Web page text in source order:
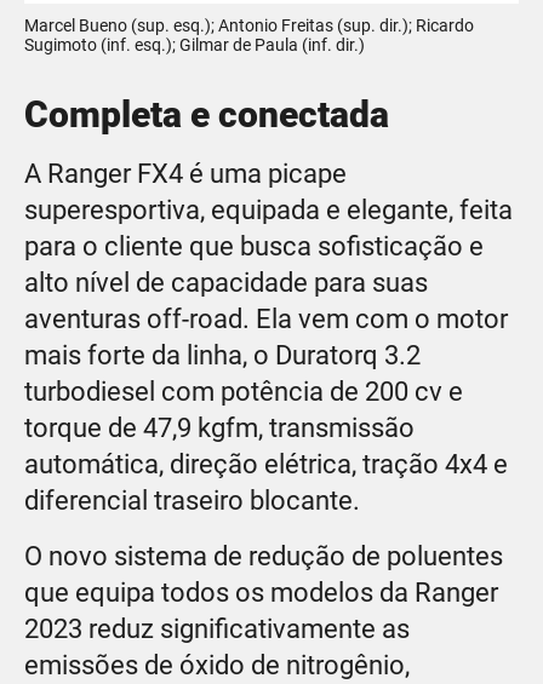
Marcel Bueno (sup. esq.); Antonio Freitas (sup. dir.); Ricardo
Sugimoto (inf. esq.); Gilmar de Paula (inf. dir.)
Completa e conectada
A Ranger FX4 é uma picape
superesportiva, equipada e elegante, feita
para o cliente que busca sofisticação e
alto nível de capacidade para suas
aventuras off-road. Ela vem com o motor
mais forte da linha, o Duratorq 3.2
turbodiesel com potência de 200 cv e
torque de 47,9 kgfm, transmissão
automática, direção elétrica, tração 4x4 e
diferencial traseiro blocante.
O novo sistema de redução de poluentes
que equipa todos os modelos da Ranger
2023 reduz significativamente as
emissões de óxido de nitrogênio,